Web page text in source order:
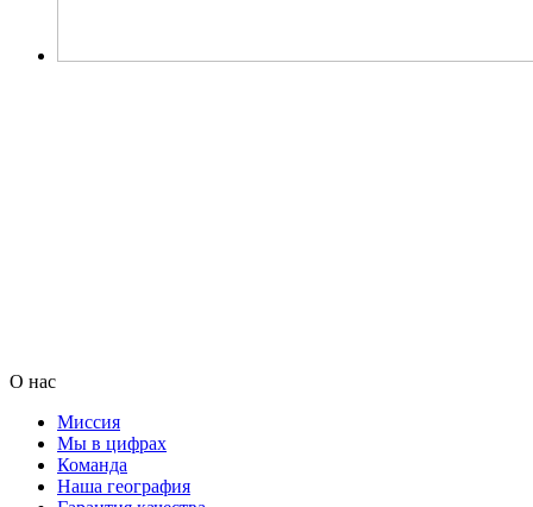
О нас
Миссия
Мы в цифрах
Команда
Наша география